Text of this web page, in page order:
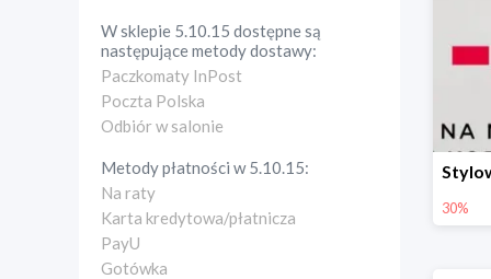
W sklepie 5.10.15 dostępne są
następujące metody dostawy:
Paczkomaty InPost
Poczta Polska
Odbiór w salonie
Metody płatności w5.10.15:
Na raty
Karta kredytowa/płatnicza
PayU
Gotówka
30%